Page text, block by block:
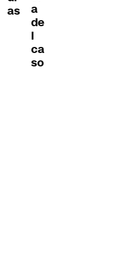
as
a
de
l
ca
so